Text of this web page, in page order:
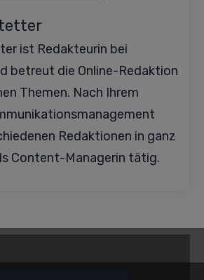
ist Redakteurin bei
betreut die Online-Redaktion
Themen. Nach Ihrem
Redaktionen in ganz
Content-Managerin tätig.